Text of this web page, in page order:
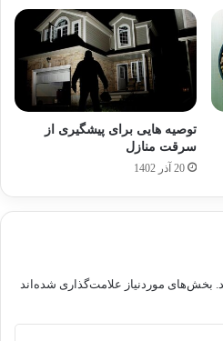
توصیه هایی برای پیشگیری از
سرقت منازل
20 آذر 1402
بخش‌های موردنیاز علامت‌گذاری شده‌اند